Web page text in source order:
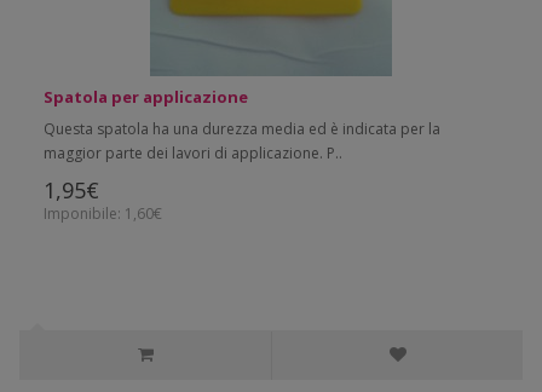
Spatola per applicazione
Questa spatola ha una durezza media ed è indicata per la
maggior parte dei lavori di applicazione. P..
1,95€
Imponibile: 1,60€